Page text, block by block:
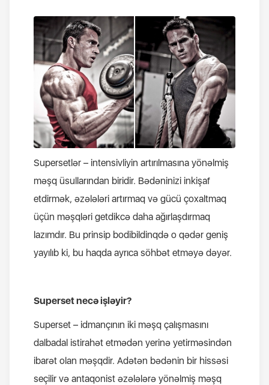
Supersetlər – intensivliyin artırılmasına yönəlmiş
məşq üsullarından biridir. Bədəninizi inkişaf
etdirmək, əzələləri artırmaq və gücü çoxaltmaq
üçün məşqləri getdikcə daha ağırlaşdırmaq
lazımdır. Bu prinsip bodibildinqdə o qədər geniş
yayılıb ki, bu haqda ayrıca söhbət etməyə dəyər.
Superset necə işləyir?
Superset – idmançının iki məşq çalışmasını
dalbadal istirahət etmədən yerinə yetirməsindən
ibarət olan məşqdir. Adətən bədənin bir hissəsi
seçilir və antaqonist əzələlərə yönəlmiş məşq